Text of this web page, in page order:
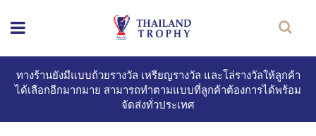
ทางร้านยังมีแบบถ้วยรางวัล เหรียญรางวัล และโล่รางวัลให้ลูกค้า
ได้เลือกอีกมากมาย สามารถทำตามแบบที่ลูกค้าต้องการได้พร้อม
จัดส่งทั่วประเทศ